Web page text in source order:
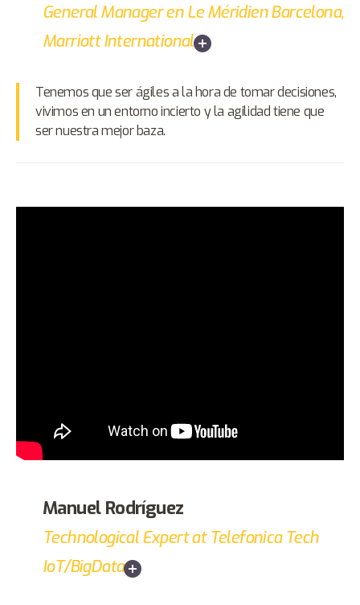
General Manager en Le Méridien Barcelona,
Marriott International
Tenemos que ser ágiles a la hora de tomar decisiones,
vivimos en un entorno incierto y la agilidad tiene que
ser nuestra mejor baza.
Manuel Rodríguez
Technological Expert at Telefonica Tech
IoT/BigData